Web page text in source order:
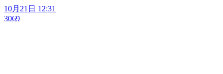
10月21日 12:31
3069